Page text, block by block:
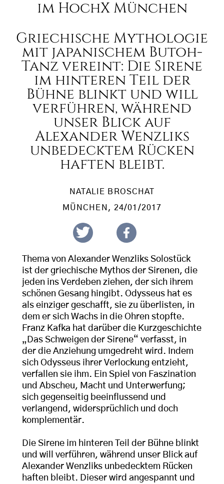
im HochX München
Griechische Mythologie
mit japanischem Butoh-
Tanz vereint: Die Sirene
im hinteren Teil der
Bühne blinkt und will
verführen, während
unser Blick auf
Alexander Wenzliks
unbedecktem Rücken
haften bleibt.
NATALIE BROSCHAT
MÜNCHEN , 24/01/2017
Thema von Alexander Wenzliks Solostück
ist der griechische Mythos der Sirenen, die
jeden ins Verdeben ziehen, der sich ihrem
schönen Gesang hingibt. Odysseus hat es
als einziger geschafft, sie zu überlisten, in
dem er sich Wachs in die Ohren stopfte.
Franz Kafka hat darüber die Kurzgeschichte
„Das Schweigen der Sirene“ verfasst, in
der die Anziehung umgedreht wird. Indem
sich Odysseus ihrer Verlockung entzieht,
verfallen sie ihm. Ein Spiel von Faszination
und Abscheu, Macht und Unterwerfung;
sich gegenseitig beeinflussend und
verlangend, widersprüchlich und doch
komplementär.
Die Sirene im hinteren Teil der Bühne blinkt
und will verführen, während unser Blick auf
Alexander Wenzliks unbedecktem Rücken
haften bleibt. Dieser wird angespannt und